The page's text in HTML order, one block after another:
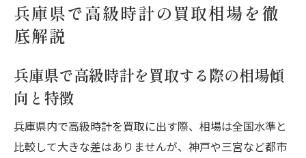
響とは
兵庫県で時計買取相場表を活用するポイン
高級時計を売るなら知っておきたい査定のポイ
ント
買取査定で重視される高級時計の状態とは
何か
兵庫県で高級時計の買取相場を徹
底解説
兵庫県で高級時計を買取する際の相場傾
向と特徴
兵庫県内で高級時計を買取に出す際、相場は全国水準と
比較して大きな差はありませんが、神戸や三宮など都市